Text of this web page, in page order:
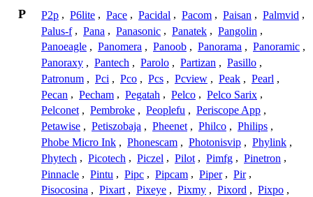
P P2p , P6lite , Pace , Pacidal , Pacom , Paisan , Palmvid ,
Palus-f , Pana , Panasonic , Panatek , Pangolin ,
Panoeagle , Panomera , Panoob , Panorama , Panoramic ,
Panoraxy , Pantech , Parolo , Partizan , Pasillo ,
Patronum , Pci , Pco , Pcs , Pcview , Peak , Pearl ,
Pecan , Pecham , Pegatah , Pelco , Pelco Sarix ,
Pelconet , Pembroke , Peoplefu , Periscope App ,
Petawise , Petiszobaja , Pheenet , Philco , Philips ,
Phobe Micro Ink , Phonescam , Photonisvip , Phylink ,
Phytech , Picotech , Piczel , Pilot , Pimfg , Pinetron ,
Pinnacle , Pintu , Pipc , Pipcam , Piper , Pir ,
Pisocosina , Pixart , Pixeye , Pixmy , Pixord , Pixpo ,